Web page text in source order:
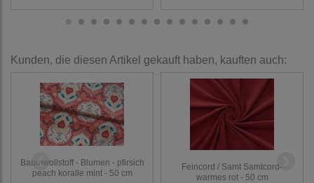
Kunden, die diesen Artikel gekauft haben, kauften auch:
Baumwollstoff - Blumen - pfirsich
peach koralle mint - 50 cm
Feincord / Samt Samtcord-
warmes rot - 50 cm